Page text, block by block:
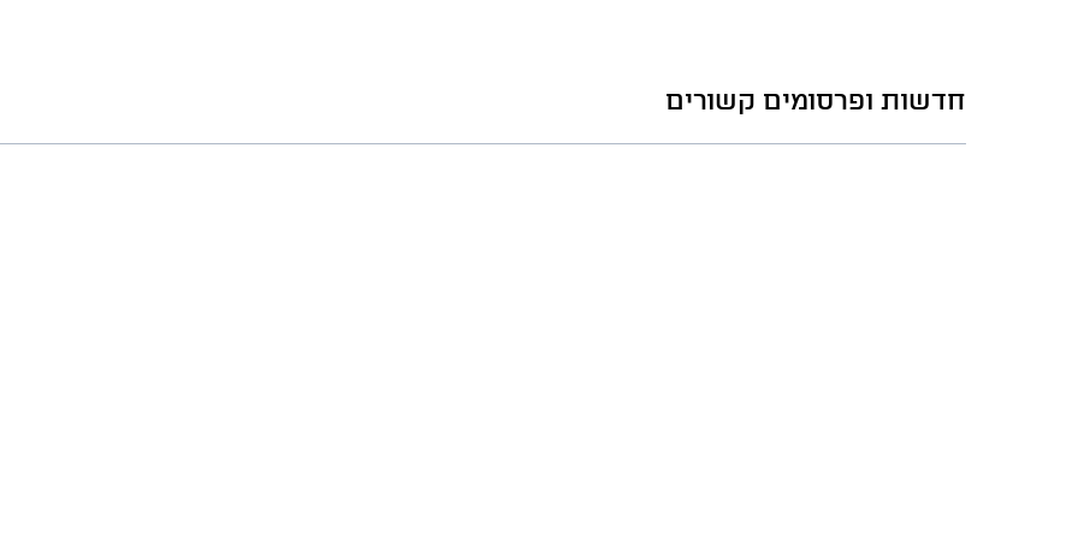
חדשות ופרסומים קשורים